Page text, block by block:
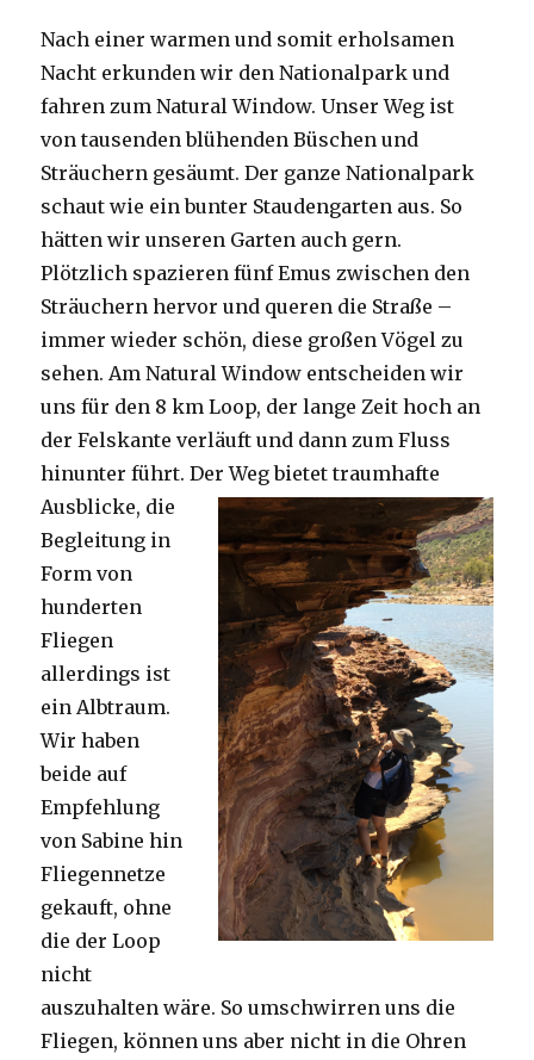
Nach einer warmen und somit erholsamen
Nacht erkunden wir den Nationalpark und
fahren zum Natural Window. Unser Weg ist
von tausenden blühenden Büschen und
Sträuchern gesäumt. Der ganze Nationalpark
schaut wie ein bunter Staudengarten aus. So
hätten wir unseren Garten auch gern.
Plötzlich spazieren fünf Emus zwischen den
Sträuchern hervor und queren die Straße –
immer wieder schön, diese großen Vögel zu
sehen. Am Natural Window entscheiden wir
uns für den 8 km Loop, der lange Zeit hoch an
der Felskante verläuft und dann zum Fluss
hinunter führt. Der Weg bietet traumhafte
Ausblicke, die
Begleitung in
Form von
hunderten
Fliegen
allerdings ist
ein Albtraum.
Wir haben
beide auf
Empfehlung
von Sabine hin
Fliegennetze
gekauft, ohne
die der Loop
nicht
auszuhalten wäre. So umschwirren uns die
Fliegen, können uns aber nicht in die Ohren